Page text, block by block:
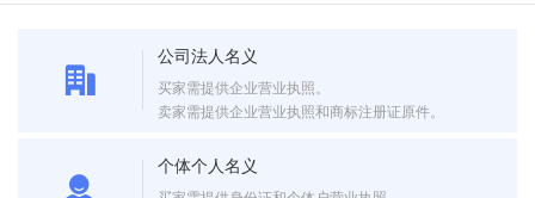
公司法人名义
买家需提供企业营业执照。
卖家需提供企业营业执照和商标注册证原件。
个体个人名义